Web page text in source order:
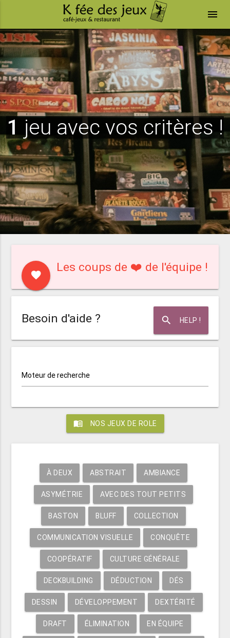
menu
1 jeu avec vos critères !
favorite
Les coups de ❤️ de l'équipe !
search HELP !
Besoin d'aide ?
Moteur de recherche
menu_book NOS JEUX DE ROLE
À DEUX ABSTRAIT AMBIANCE
ASYMÉTRIE AVEC DES TOUT PETITS
BASTON BLUFF COLLECTION
COMMUNICATION VISUELLE CONQUÊTE
COOPÉRATIF CULTURE GÉNÉRALE
DECKBUILDING DÉDUCTION DÉS
DESSIN DÉVELOPPEMENT DEXTÉRITÉ
DRAFT ÉLIMINATION EN ÉQUIPE